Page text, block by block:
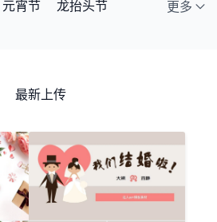
元宵节
龙抬头节
更多
最新上传